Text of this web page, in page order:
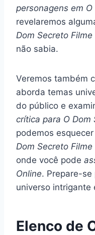
personagens em
revelaremos
Dom Secreto Filme
não sabia.
Veremos também
aborda temas
do público e
crítica para O Dom
podemos
Dom Secreto
onde você pode
Online. Prepare-se
universo intrigante
Elenco de